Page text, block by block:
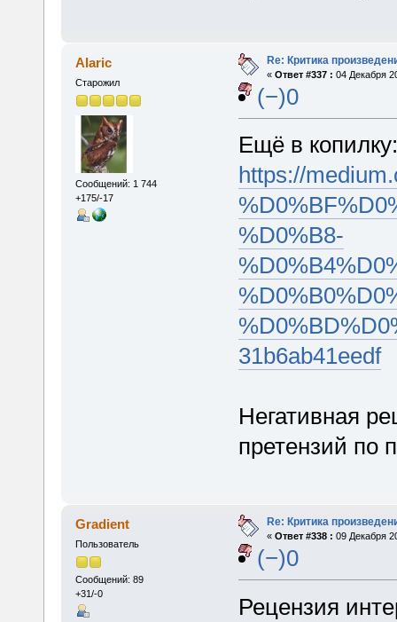
Alaric
Старожил
Сообщений: 1 744
+175/-17
Re: Критика
« Ответ #337 : 04 Декабря
(−)0
Ещё в копилку:
https://
%D0%B8-
31b6ab41eedf
Негативная
претензий по
Gradient
Пользователь
Сообщений: 89
+31/-0
Re: Критика
« Ответ #338 : 09 Декабря
(−)0
Рецензия